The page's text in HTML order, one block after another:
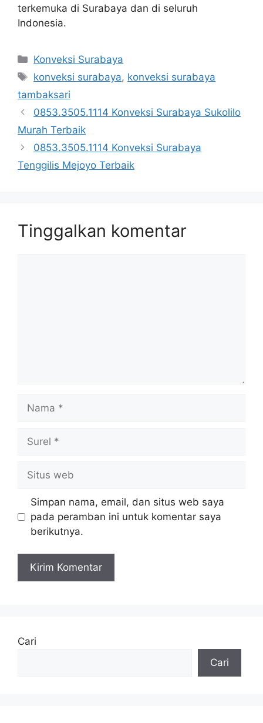
terkemuka di Surabaya dan di seluruh
Indonesia.
Kategori
Konveksi Surabaya
Tag
konveksi surabaya, konveksi surabaya
tambaksari
0853.3505.1114 Konveksi Surabaya Sukolilo
Murah Terbaik
0853.3505.1114 Konveksi Surabaya
Tenggilis Mejoyo Terbaik
Tinggalkan komentar
web
Simpan nama, email, dan situs web saya
pada peramban ini untuk komentar saya
berikutnya.
Cari
Cari